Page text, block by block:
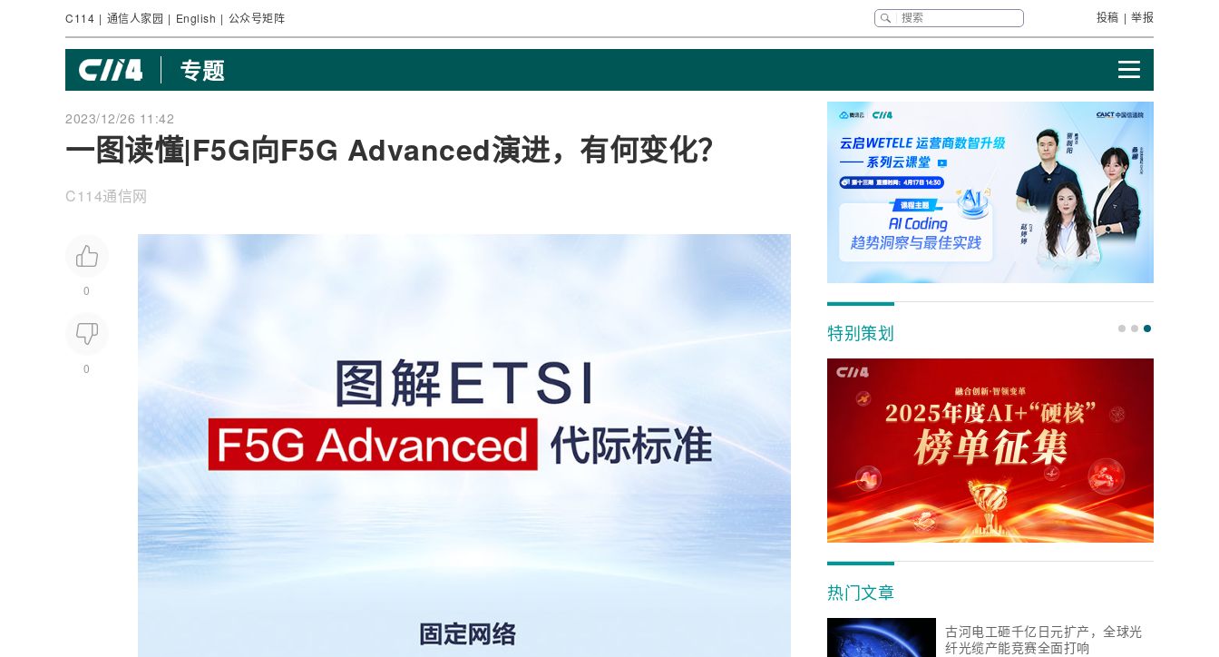
C114 | 通信人家园 | English | 公众号矩阵 投稿 | 举报
专题
2023/12/26 11:42
一图读懂|F5G向F5G Advanced演进，有何变化？
C114通信网
0
0
特别策划
热门文章
古河电工砸千亿日元扩产，全球光
纤光缆产能竞赛全面打响